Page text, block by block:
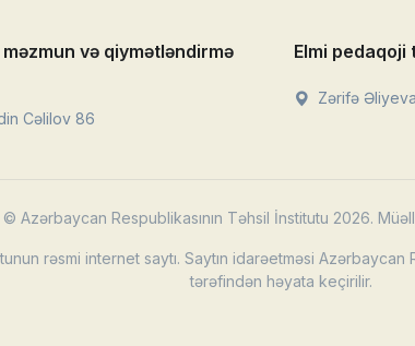
və qiymətləndirmə
Cəlilov 86
Elmi pedaqoji
Zərifə
© Azərbaycan Respublikasının Təhsil İnstitutu 2026.
rəsmi internet saytı. Saytın idarəetməsi
tərəfindən həyata keçirilir.